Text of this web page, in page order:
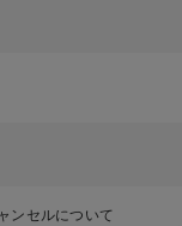
ンセルについて